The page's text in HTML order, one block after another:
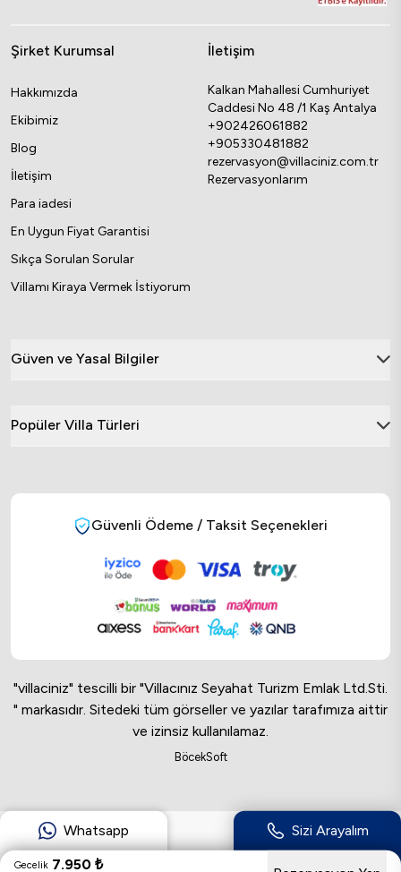
Şirket Kurumsal
Hakkımızda
Ekibimiz
Blog
İletişim
Para iadesi
En Uygun Fiyat Garantisi
Sıkça Sorulan Sorular
Villamı Kiraya Vermek İstiyorum
İletişim
Kalkan Mahallesi Cumhuriyet
Caddesi No 48 /1 Kaş Antalya
+902426061882
+905330481882
rezervasyon@villaciniz.com.tr
Rezervasyonlarım
Güven ve Yasal Bilgiler
Popüler Villa Türleri
Güvenli Ödeme / Taksit Seçenekleri
"villaciniz" tescilli bir "Villacınız Seyahat Turizm Emlak Ltd.Sti.
" markasıdır. Sitedeki tüm görseller ve yazılar tarafımıza aittir
ve izinsiz kullanılamaz.
BöcekSoft
Whatsapp Sizi Arayalım
Gecelik 7.950 ₺